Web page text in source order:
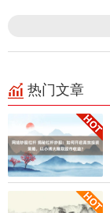
热门文章